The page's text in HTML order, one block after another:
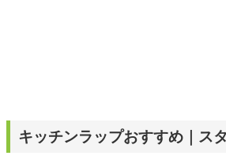
キッチンラップおすすめ｜ス